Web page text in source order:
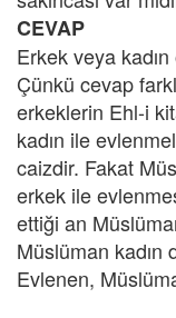
CEVAP
Erkek veya kadın
Çünkü cevap
erkeklerin Ehl-i
kadın ile
caizdir. Fakat
erkek ile
ettiği an
Müslüman kadın
Evlenen,